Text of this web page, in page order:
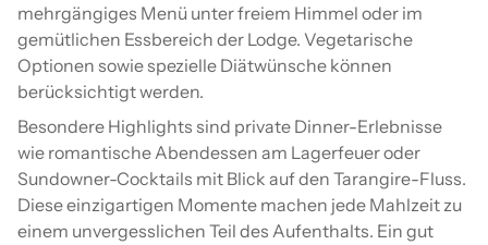
mehrgängiges Menü unter freiem Himmel oder im
gemütlichen Essbereich der Lodge. Vegetarische
Optionen sowie spezielle Diätwünsche können
berücksichtigt werden.
Besondere Highlights sind private Dinner-Erlebnisse
wie romantische Abendessen am Lagerfeuer oder
Sundowner-Cocktails mit Blick auf den Tarangire-Fluss.
Diese einzigartigen Momente machen jede Mahlzeit zu
einem unvergesslichen Teil des Aufenthalts. Ein gut